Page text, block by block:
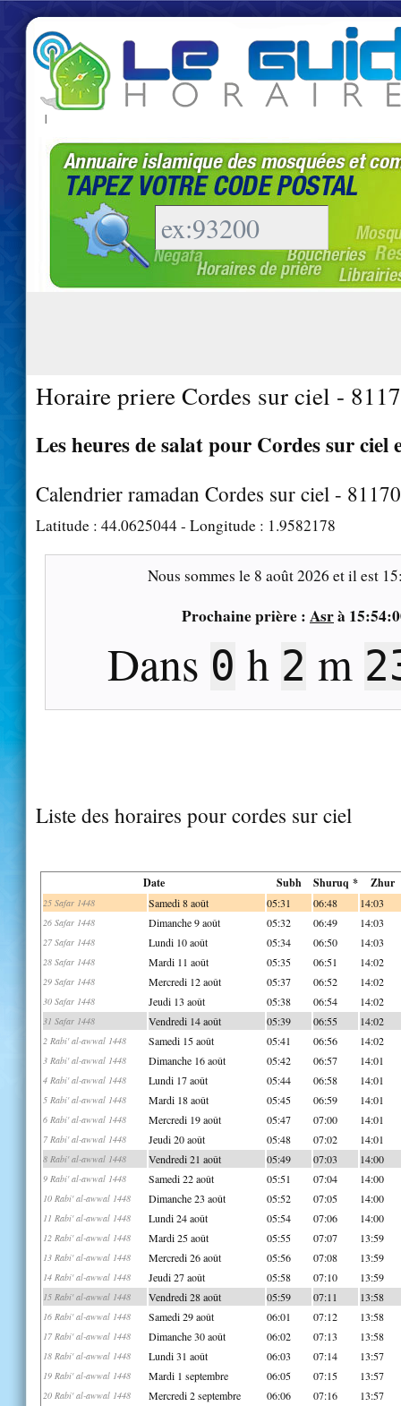
|
Horaire priere Cordes sur ciel -
Les heures de salat pour Cordes sur ciel
Calendrier ramadan Cordes sur ciel - 81170
Latitude : 44.0625044- Longitude : 1.9582178
Nous sommes le 8 août 2026 et il est
Prochaine prière : Asrà
Dans 0 h 2 m
Liste des horaires pour cordes sur ciel
Date Subh Shuruq * Zhur
25 Safar 1448 Samedi 8 août 05:31 06:48 14:03
26 Safar 1448 Dimanche 9 août 05:32 06:49 14:03
27 Safar 1448 Lundi 10 août 05:34 06:50 14:03
28 Safar 1448 Mardi 11 août 05:35 06:51 14:02
29 Safar 1448 Mercredi 12 août 05:37 06:52 14:02
30 Safar 1448 Jeudi 13 août 05:38 06:54 14:02
31 Safar 1448 Vendredi 14 août 05:39 06:55 14:02
2 Rabi' al-awwal 1448 Samedi 15 août 05:41 06:56 14:02
3 Rabi' al-awwal 1448 Dimanche 16 août 05:42 06:57 14:01
4 Rabi' al-awwal 1448 Lundi 17 août 05:44 06:58 14:01
5 Rabi' al-awwal 1448 Mardi 18 août 05:45 06:59 14:01
6 Rabi' al-awwal 1448 Mercredi 19 août 05:47 07:00 14:01
7 Rabi' al-awwal 1448 Jeudi 20 août 05:48 07:02 14:01
8 Rabi' al-awwal 1448 Vendredi 21 août 05:49 07:03 14:00
9 Rabi' al-awwal 1448 Samedi 22 août 05:51 07:04 14:00
10 Rabi' al-awwal 1448 Dimanche 23 août 05:52 07:05 14:00
11 Rabi' al-awwal 1448 Lundi 24 août 05:54 07:06 14:00
12 Rabi' al-awwal 1448 Mardi 25 août 05:55 07:07 13:59
13 Rabi' al-awwal 1448 Mercredi 26 août 05:56 07:08 13:59
14 Rabi' al-awwal 1448 Jeudi 27 août 05:58 07:10 13:59
15 Rabi' al-awwal 1448 Vendredi 28 août 05:59 07:11 13:58
16 Rabi' al-awwal 1448 Samedi 29 août 06:01 07:12 13:58
17 Rabi' al-awwal 1448 Dimanche 30 août 06:02 07:13 13:58
18 Rabi' al-awwal 1448 Lundi 31 août 06:03 07:14 13:57
19 Rabi' al-awwal 1448 Mardi 1 septembre 06:05 07:15 13:57
20 Rabi' al-awwal 1448 Mercredi 2 septembre 06:06 07:16 13:57